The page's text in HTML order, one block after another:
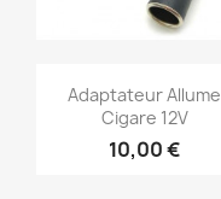
Aperçu rapide
Adaptateur Allume
Cigare 12V
10,00 €